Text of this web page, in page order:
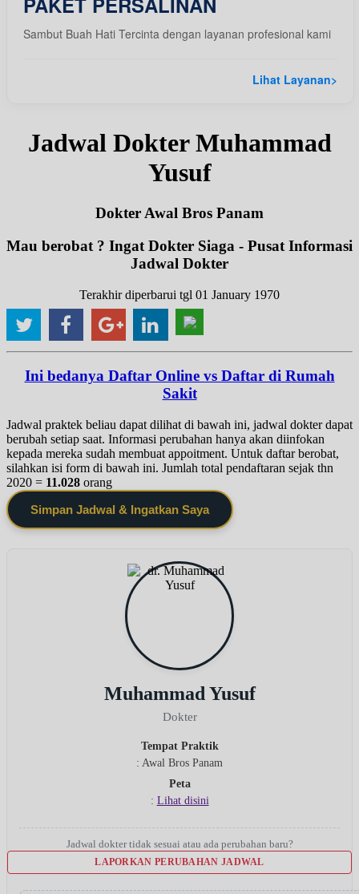
Sambut Buah Hati Tercinta dengan layanan profesional kami
Lihat Layanan>
Jadwal Dokter Muhammad
Yusuf
Dokter Awal Bros Panam
Mau berobat ? Ingat Dokter Siaga - Pusat Informasi
Jadwal Dokter
Terakhir diperbarui tgl 01 January 1970
Ini bedanya Daftar Online vs Daftar di Rumah
Sakit
Jadwal praktek beliau dapat dilihat di bawah ini, jadwal dokter dapat
berubah setiap saat. Informasi perubahan hanya akan diinfokan
kepada mereka sudah membuat appoitment. Untuk daftar berobat,
silahkan isi form di bawah ini. Jumlah total pendaftaran sejak thn
2020 = 11.028 orang
Simpan Jadwal & Ingatkan Saya
Muhammad Yusuf
Dokter
Tempat Praktik
: Awal Bros Panam
Peta
: Lihat disini
Jadwal dokter tidak sesuai atau ada perubahan baru?
LAPORKAN PERUBAHAN JADWAL